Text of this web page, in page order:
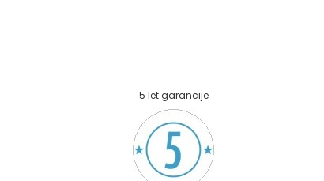
5 let garancije